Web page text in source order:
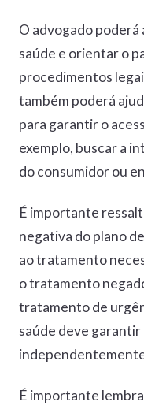
O advogado
saúde e orientar o
procedimentos
também poderá
para garantir o
exemplo, buscar a
do consumidor ou
É importante
negativa do plano
ao tratamento
o tratamento
tratamento de
saúde deve
É importante